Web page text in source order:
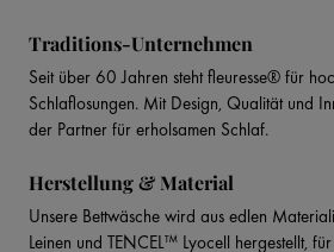
Traditions-Unternehmen
Seit über 60 Jahren steht fleuresse® für
Schlaflosungen. Mit Design, Qualität und
der Partner für erholsamen Schlaf.
Herstellung & Material
Unsere Bettwäsche wird aus edlen
Leinen und TENCEL™ Lyocell hergestellt,